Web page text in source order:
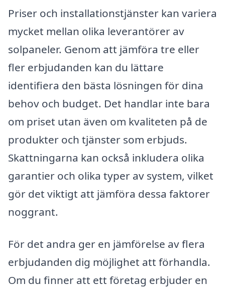
Priser och installationstjänster kan variera
mycket mellan olika leverantörer av
solpaneler. Genom att jämföra tre eller
fler erbjudanden kan du lättare
identifiera den bästa lösningen för dina
behov och budget. Det handlar inte bara
om priset utan även om kvaliteten på de
produkter och tjänster som erbjuds.
Skattningarna kan också inkludera olika
garantier och olika typer av system, vilket
gör det viktigt att jämföra dessa faktorer
noggrant.
För det andra ger en jämförelse av flera
erbjudanden dig möjlighet att förhandla.
Om du finner att ett företag erbjuder en